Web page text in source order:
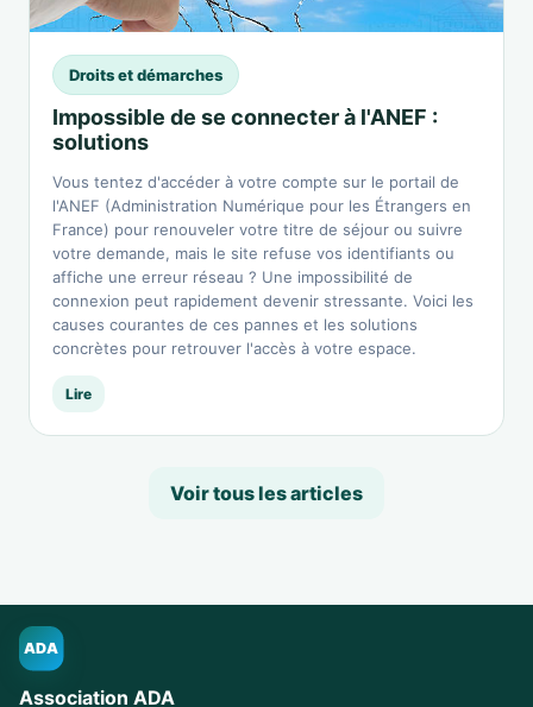
Droits et démarches
Impossible de se connecter à l'ANEF :
solutions
Vous tentez d'accéder à votre compte sur le portail de
l'ANEF (Administration Numérique pour les Étrangers en
France) pour renouveler votre titre de séjour ou suivre
votre demande, mais le site refuse vos identifiants ou
affiche une erreur réseau ? Une impossibilité de
connexion peut rapidement devenir stressante. Voici les
causes courantes de ces pannes et les solutions
concrètes pour retrouver l'accès à votre espace.
Lire
Voir tous les articles
ADA
Association ADA